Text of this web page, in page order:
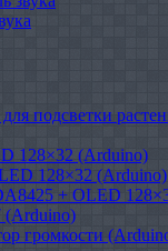
подсветки
128×32 (Arduino)
128×32 (Arduino)
+ OLED
(Arduino)
громкости